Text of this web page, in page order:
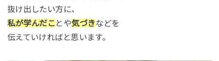
抜け出したい方に、
私が学んだこ とや気づきなどを
伝えていければと思います。